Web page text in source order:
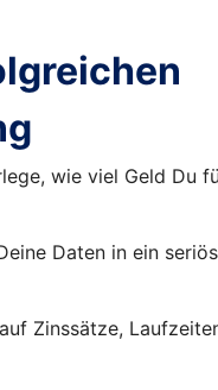
wie viel Geld Du
Daten in ein
Zinssätze,